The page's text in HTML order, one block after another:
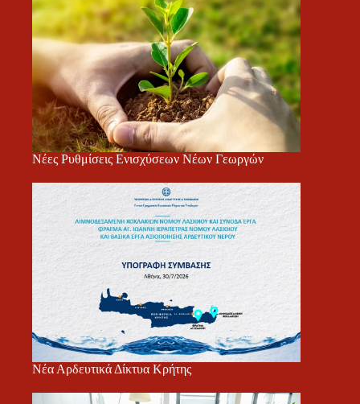
Νέες Ρυθμίσεις Ενισχύσεων Νέων Γεωργών
Νέα Αρδευτικά Δίκτυα Κρήτης